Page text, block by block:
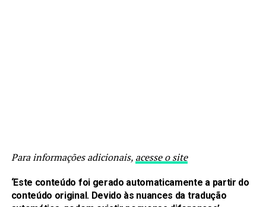
Para informações adicionais, acesse o site
‘Este conteúdo foi gerado automaticamente a partir do
conteúdo original. Devido às nuances da tradução